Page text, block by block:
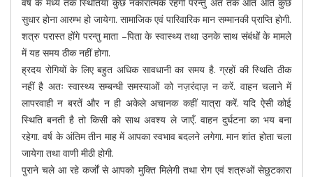
सुधार होना आरम्भ हो जायेगा. सामाजिक एवं पारिवारिक मान सम्मानकी प्राप्ति होगी.
शत्रु परास्त होंगे परन्तु माता –पिता के स्वास्थ्य तथा उनके साथ संबंधों के मामले
में यह समय ठीक नहीं होगा.
ह्रदय रोगियों के लिए बहुत अधिक सावधानी का समय है. ग्रहों की स्थिति ठीक
नहीं है अतः स्वास्थ्य सम्बन्धी समस्याओं को नज़रंदाज़ न करें. वाहन चलाने में
लापरवाही न बरतें और न ही अकेले अचानक कहीं यात्रा करें. यदि ऐसी कोई
स्थिति बनती है तो किसी को साथ अवश्य ले जाएँ. वाहन दुर्घटना का भय बना
रहेगा. वर्ष के अंतिम तीन माह में आपका स्वभाव बदलने लगेगा. मान शांत होता चला
जायेगा तथा वाणी मीठी होगी.
पुराने चले आ रहे कर्जों से आपको मुक्ति मिलेगी तथा रोग एवं शत्रुओं सेछुटकारा